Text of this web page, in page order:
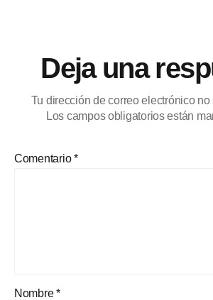
Deja una
Tu dirección de correo electrónico
Los campos obligatorios están
Comentario*
Nombre*